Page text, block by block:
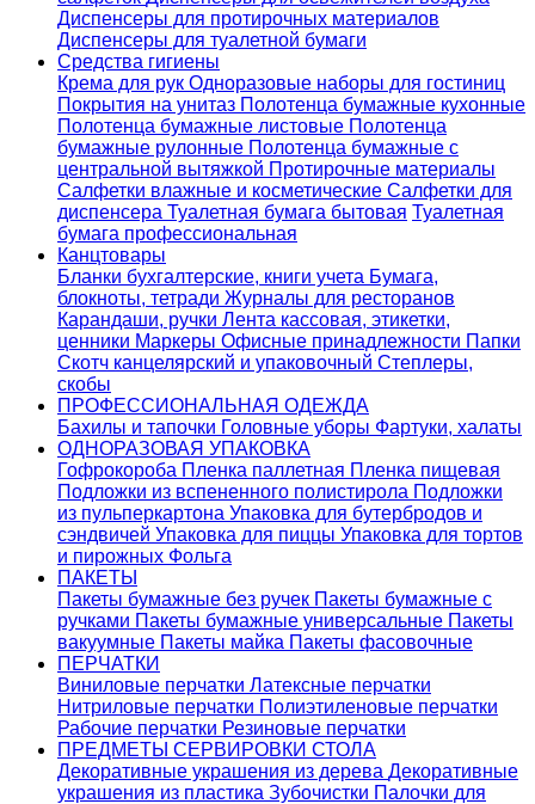
Диспенсеры для протирочных материалов
Диспенсеры для туалетной бумаги
Средства гигиены
Крема для рук Одноразовые наборы для гостиниц
Покрытия на унитаз Полотенца бумажные кухонные
Полотенца бумажные листовые Полотенца
бумажные рулонные Полотенца бумажные с
центральной вытяжкой Протирочные материалы
Салфетки влажные и косметические Салфетки для
диспенсера Туалетная бумага бытовая Туалетная
бумага профессиональная
Канцтовары
Бланки бухгалтерские, книги учета Бумага,
блокноты, тетради Журналы для ресторанов
Карандаши, ручки Лента кассовая, этикетки,
ценники Маркеры Офисные принадлежности Папки
Скотч канцелярский и упаковочный Степлеры,
скобы
ПРОФЕССИОНАЛЬНАЯ ОДЕЖДА
Бахилы и тапочки Головные уборы Фартуки, халаты
ОДНОРАЗОВАЯ УПАКОВКА
Гофрокороба Пленка паллетная Пленка пищевая
Подложки из вспененного полистирола Подложки
из пульперкартона Упаковка для бутербродов и
сэндвичей Упаковка для пиццы Упаковка для тортов
и пирожных Фольга
ПАКЕТЫ
Пакеты бумажные без ручек Пакеты бумажные с
ручками Пакеты бумажные универсальные Пакеты
вакуумные Пакеты майка Пакеты фасовочные
ПЕРЧАТКИ
Виниловые перчатки Латексные перчатки
Нитриловые перчатки Полиэтиленовые перчатки
Рабочие перчатки Резиновые перчатки
ПРЕДМЕТЫ СЕРВИРОВКИ СТОЛА
Декоративные украшения из дерева Декоративные
украшения из пластика Зубочистки Палочки для